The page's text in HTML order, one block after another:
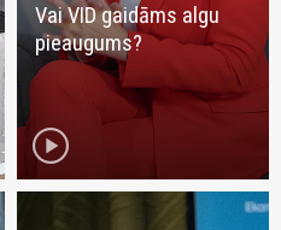
Vai VID gaidāms algu
pieaugums?
play_circle